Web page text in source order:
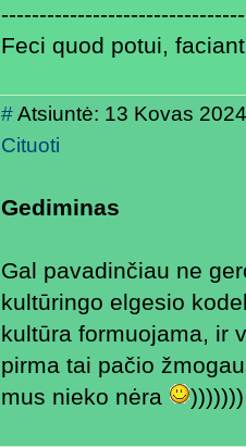
Feci quod potui,
#Atsiuntė: 13 Kovas
Cituoti
Gediminas
Gal pavadinčiau ne
kultūringo elgesio
kultūra formuojama, ir
pirma tai pačio
mus nieko nėra
)))))))